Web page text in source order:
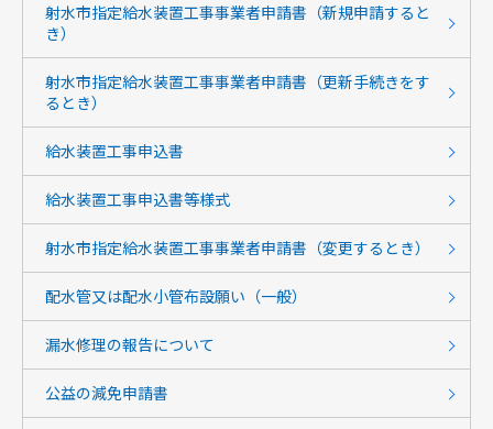
射水市指定給水装置工事事業者申請書（新規申請すると
き）
射水市指定給水装置工事事業者申請書（更新手続きをす
るとき）
給水装置工事申込書
給水装置工事申込書等様式
射水市指定給水装置工事事業者申請書（変更するとき）
配水管又は配水小管布設願い（一般）
漏水修理の報告について
公益の減免申請書